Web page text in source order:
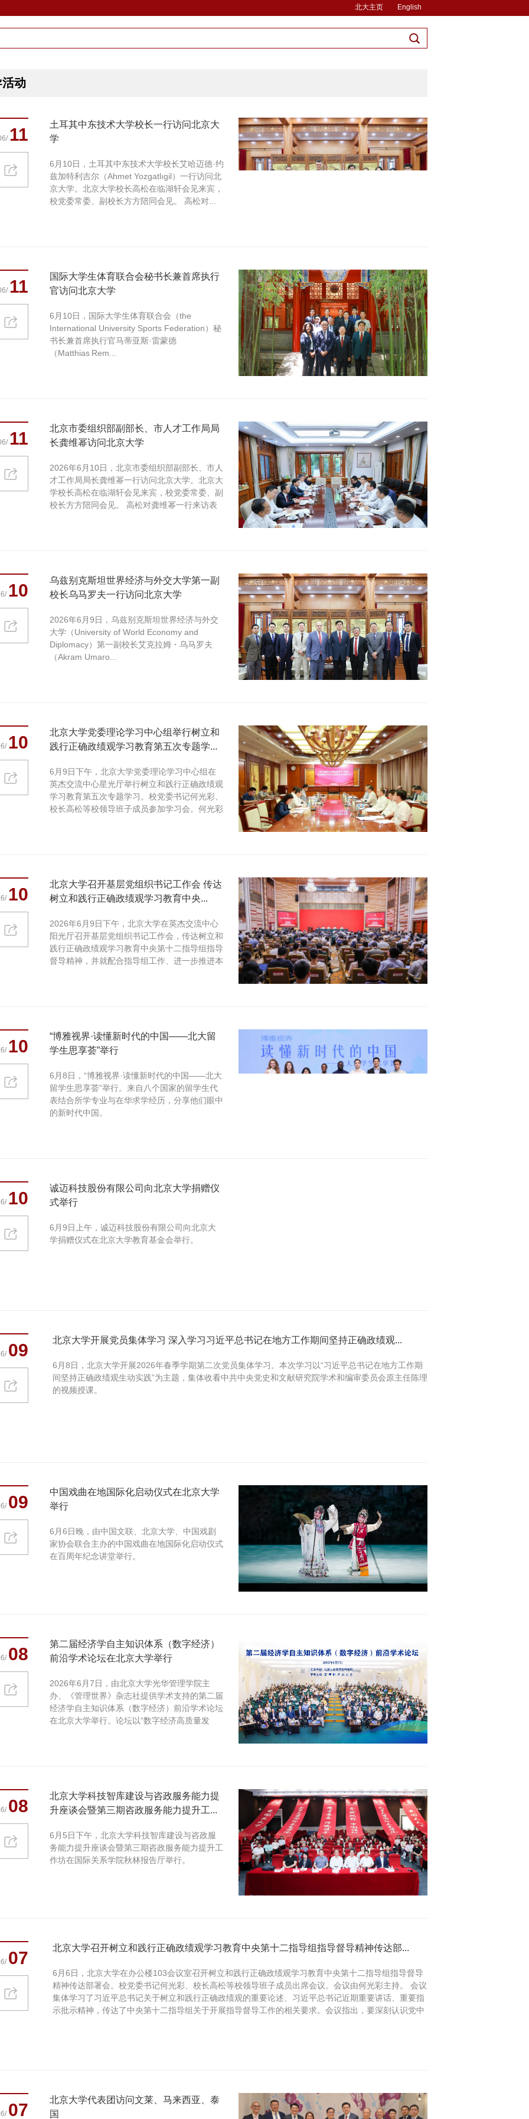
北大主页 English
动
11
土耳其中东技术大学校长一行访问北京大
学
6月10日，土耳其中东技术大学校长艾哈迈德·约
兹加特利吉尔（Ahmet Yozgatlıgil）一行访问北
京大学。北京大学校长高松在临湖轩会见来宾，
校党委常委、副校长方方陪同会见。 高松对...
11
国际大学生体育联合会秘书长兼首席执行
官访问北京大学
6月10日，国际大学生体育联合会（the
International University Sports Federation）秘
书长兼首席执行官马蒂亚斯·雷蒙德
（Matthias Rem...
11
北京市委组织部副部长、市人才工作局局
长龚维幂访问北京大学
2026年6月10日，北京市委组织部副部长、市人
才工作局局长龚维幂一行访问北京大学。北京大
学校长高松在临湖轩会见来宾，校党委常委、副
校长方方陪同会见。 高松对龚维幂一行来访表
10
乌兹别克斯坦世界经济与外交大学第一副
校长乌马罗夫一行访问北京大学
2026年6月9日，乌兹别克斯坦世界经济与外交
大学（University of World Economy and
Diplomacy）第一副校长艾克拉姆・乌马罗夫
（Akram Umaro...
10
北京大学党委理论学习中心组举行树立和
践行正确政绩观学习教育第五次专题学...
6月9日下午，北京大学党委理论学习中心组在
英杰交流中心星光厅举行树立和践行正确政绩观
学习教育第五次专题学习。校党委书记何光彩、
校长高松等校领导班子成员参加学习会。何光彩
10
北京大学召开基层党组织书记工作会 传达
树立和践行正确政绩观学习教育中央...
2026年6月9日下午，北京大学在英杰交流中心
阳光厅召开基层党组织书记工作会，传达树立和
践行正确政绩观学习教育中央第十二指导组指导
督导精神，并就配合指导组工作、进一步推进本
10
“博雅视界·读懂新时代的中国——北大留
学生思享荟”举行
6月8日，“博雅视界·读懂新时代的中国——北大
留学生思享荟”举行。来自八个国家的留学生代
表结合所学专业与在华求学经历，分享他们眼中
的新时代中国。
10
诚迈科技股份有限公司向北京大学捐赠仪
式举行
6月9日上午，诚迈科技股份有限公司向北京大
学捐赠仪式在北京大学教育基金会举行。
09
北京大学开展党员集体学习 深入学习习近平总书记在地方工作期间坚持正确政绩观...
​6月8日，北京大学开展2026年春季学期第二次党员集体学习。本次学习以“习近平总书记在地方工作期
间坚持正确政绩观生动实践”为主题，集体收看中共中央党史和文献研究院学术和编审委员会原主任陈理
的视频授课。
09
中国戏曲在地国际化启动仪式在北京大学
举行
6月6日晚，由中国文联、北京大学、中国戏剧
家协会联合主办的中国戏曲在地国际化启动仪式
在百周年纪念讲堂举行。
08
第二届经济学自主知识体系（数字经济）
前沿学术论坛在北京大学举行
2026年6月7日，由北京大学光华管理学院主
办、《管理世界》杂志社提供学术支持的第二届
经济学自主知识体系（数字经济）前沿学术论坛
在北京大学举行。论坛以“数字经济高质量发
08
北京大学科技智库建设与咨政服务能力提
升座谈会暨第三期咨政服务能力提升工...
​6月5日下午，北京大学科技智库建设与咨政服
务能力提升座谈会暨第三期咨政服务能力提升工
作坊在国际关系学院秋林报告厅举行。
07
北京大学召开树立和践行正确政绩观学习教育中央第十二指导组指导督导精神传达部...
6月6日，北京大学在办公楼103会议室召开树立和践行正确政绩观学习教育中央第十二指导组指导督导
精神传达部署会。校党委书记何光彩、校长高松等校领导班子成员出席会议。会议由何光彩主持。 会议
集体学习了习近平总书记关于树立和践行正确政绩观的重要论述、习近平总书记近期重要讲话、重要指
示批示精神，传达了中央第十二指导组关于开展指导督导工作的相关要求。会议指出，要深刻认识党中
07
北京大学代表团访问文莱、马来西亚、泰
国